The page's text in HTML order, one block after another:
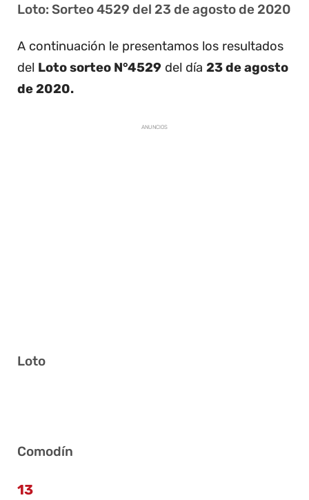
Loto: Sorteo 4529 del 23 de agosto de 2020
A continuación le presentamos los resultados
del Loto sorteo N°4529 del día 23 de agosto
de 2020.
ANUNCIOS
Loto
Comodín
13